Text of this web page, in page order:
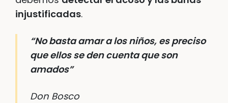
injustificadas.
“No basta amar a los niños, es preciso
que ellos se den cuenta que son
amados”
Don Bosco